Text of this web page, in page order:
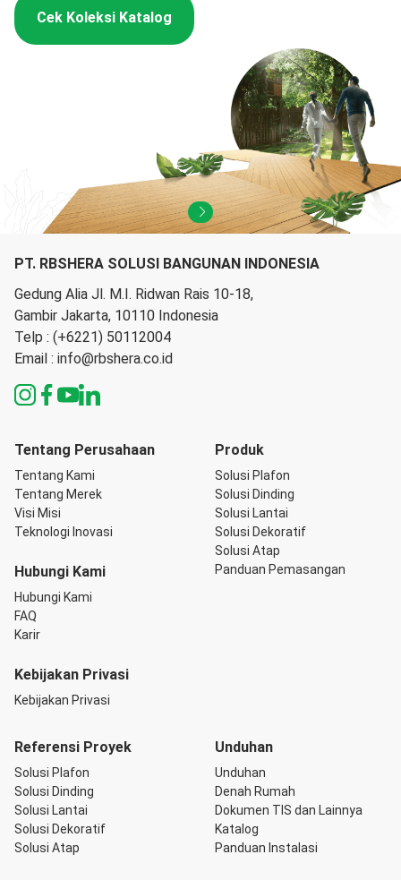
Cek Koleksi Katalog
PT. RBSHERA SOLUSI BANGUNAN INDONESIA
Gedung Alia Jl. M.I. Ridwan Rais 10-18,
Gambir Jakarta, 10110 Indonesia
Telp : (+6221) 50112004
Email : info@rbshera.co.id
Tentang Perusahaan
Tentang Kami
Tentang Merek
Visi Misi
Teknologi Inovasi
Hubungi Kami
Hubungi Kami
FAQ
Karir
Kebijakan Privasi
Kebijakan Privasi
Produk
Solusi Plafon
Solusi Dinding
Solusi Lantai
Solusi Dekoratif
Solusi Atap
Panduan Pemasangan
Referensi Proyek
Solusi Plafon
Solusi Dinding
Solusi Lantai
Solusi Dekoratif
Solusi Atap
Unduhan
Unduhan
Denah Rumah
Dokumen TIS dan Lainnya
Katalog
Panduan Instalasi